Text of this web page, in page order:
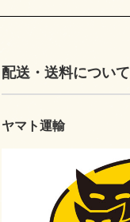
配送・送料について
ヤマト運輸